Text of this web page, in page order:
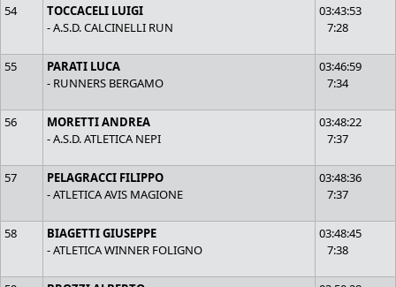
54
TOCCACELI LUIGI
- A.S.D. CALCINELLI RUN
03:43:53
7:28
55
PARATI LUCA
- RUNNERS BERGAMO
03:46:59
7:34
56
MORETTI ANDREA
- A.S.D. ATLETICA NEPI
03:48:22
7:37
57
PELAGRACCI FILIPPO
- ATLETICA AVIS MAGIONE
03:48:36
7:37
58
BIAGETTI GIUSEPPE
- ATLETICA WINNER FOLIGNO
03:48:45
7:38